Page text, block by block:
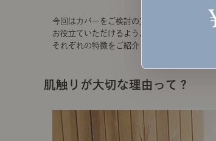
今回はカバーをご検討の方に
お役立ていただけるよう、"肌触り" に着目して
それぞれの特徴をご紹介します＾＾
肌触りが大切な理由って？